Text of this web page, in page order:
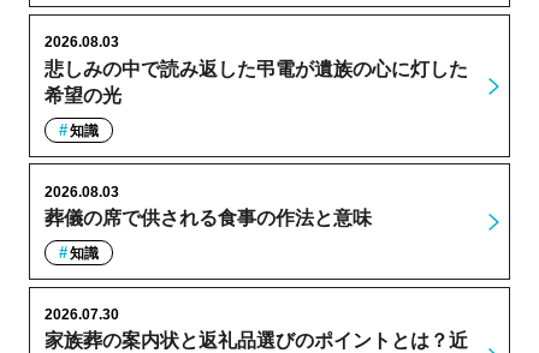
悲しみの中で読み返した弔電が遺族の心に灯した
希望の光
2026.08.03
知識
葬儀の席で供される食事の作法と意味
2026.08.03
知識
家族葬の案内状と返礼品選びのポイントとは？近
2026.07.30